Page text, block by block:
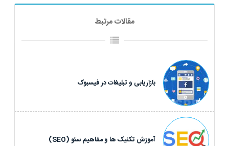
مقالات مرتبط
بازاریابی و تبلیغات در فیسبوک
آموزش تکنیک ها و مفاهیم سئو (SEO)